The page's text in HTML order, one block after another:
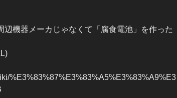
辺機器メーカじゃなくて「腐食電池」を作った
%E3%83%87%E3%83%A5%E3%83%A9%E3